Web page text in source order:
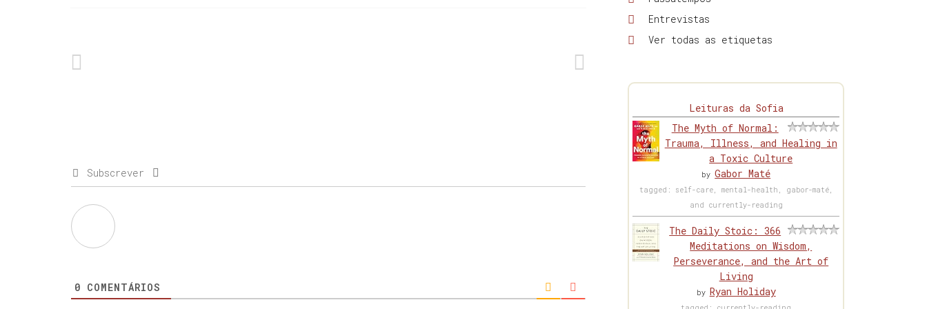
Subscrever
0 COMENTÁRIOS
Entrevistas
Ver todas as etiquetas
Leituras da Sofia
The Myth of Normal:
Trauma, Illness, and Healing in
a Toxic Culture
byGabor Maté
tagged: self-care, mental-health, gabor-maté,
and currently-reading
The Daily Stoic: 366
Meditations on Wisdom,
Perseverance, and the Art of
Living
by Ryan Holiday